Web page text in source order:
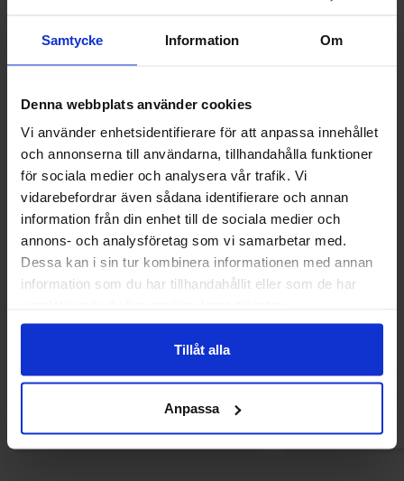
Samtycke Information Om
Denna webbplats använder cookies
Vi använder enhetsidentifierare för att anpassa innehållet
och annonserna till användarna, tillhandahålla funktioner
för sociala medier och analysera vår trafik. Vi
vidarebefordrar även sådana identifierare och annan
information från din enhet till de sociala medier och
annons- och analysföretag som vi samarbetar med.
Dessa kan i sin tur kombinera informationen med annan
information som du har tillhandahållit eller som de har
Tillåt alla
Anpassa
9.90 EUR
Osta